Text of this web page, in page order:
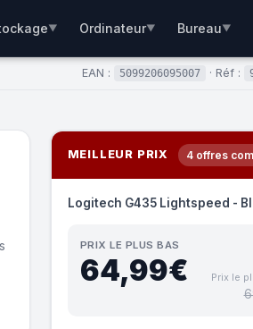
▼ Ordinateur▼ Bureau▼
EAN : 5099206095007 · Réf :
MEILLEUR PRIX 4 offres
Logitech G435 Lightspeed -
PRIX LE PLUS BAS
64,99€ Prix le